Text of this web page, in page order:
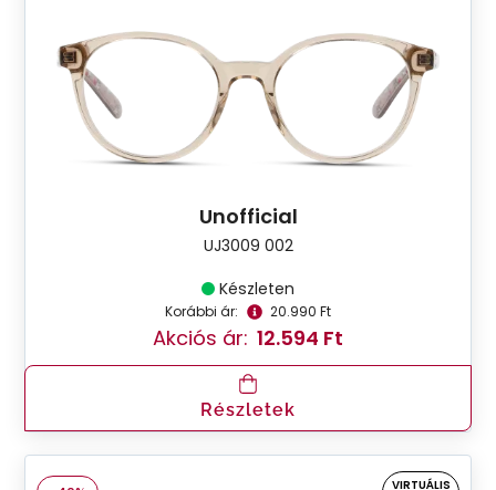
Unofficial
UJ3009 002
Készleten
Korábbi ár: 20.990 Ft
Akciós ár: 12.594 Ft
Részletek
VIRTUÁLIS